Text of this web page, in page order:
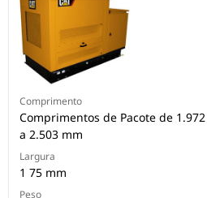
Comprimento
Comprimentos de Pacote de
a 2.503 mm
Largura
1 75 mm
Peso